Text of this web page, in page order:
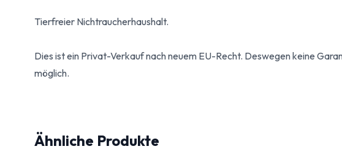
Tierfreier Nichtraucherhaushalt.
Dies ist ein Privat-Verkauf nach neuem EU-Recht. Deswegen keine
möglich.
Ähnliche Produkte